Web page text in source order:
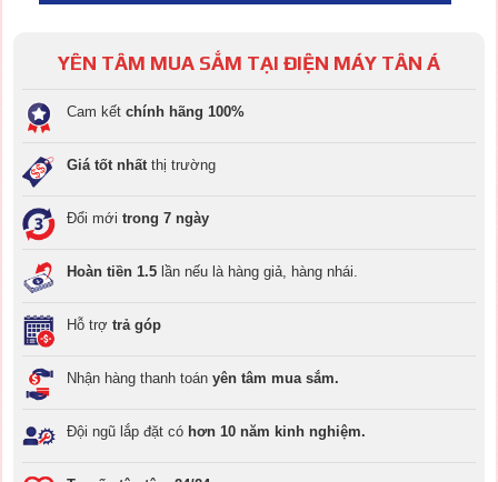
YÊN TÂM MUA SẮM TẠI ĐIỆN MÁY TÂN Á
Cam kết chính hãng 100%
Giá tốt nhất thị trường
Đổi mới trong 7 ngày
Hoàn tiền 1.5 lần nếu là hàng giả, hàng nhái.
Hỗ trợ trả góp
Nhận hàng thanh toán yên tâm mua sắm.
Đội ngũ lắp đặt có hơn 10 năm kinh nghiệm.